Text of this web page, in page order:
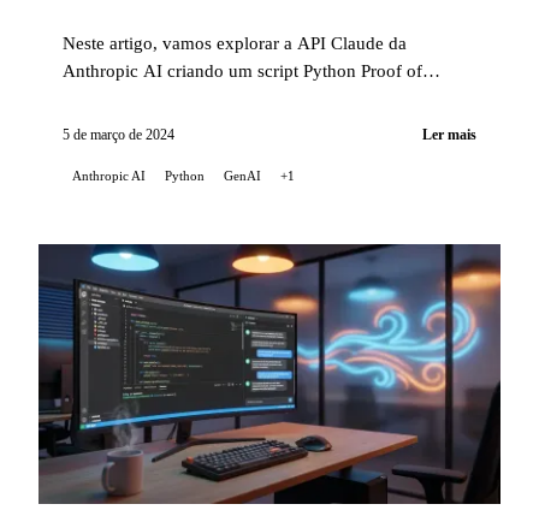
Neste artigo, vamos explorar a API Claude da
Anthropic AI criando um script Python Proof of
5 de março de 2024 Ler mais
Anthropic AI Python GenAI +1